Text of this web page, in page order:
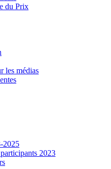
du Prix
les médias
2025
2023